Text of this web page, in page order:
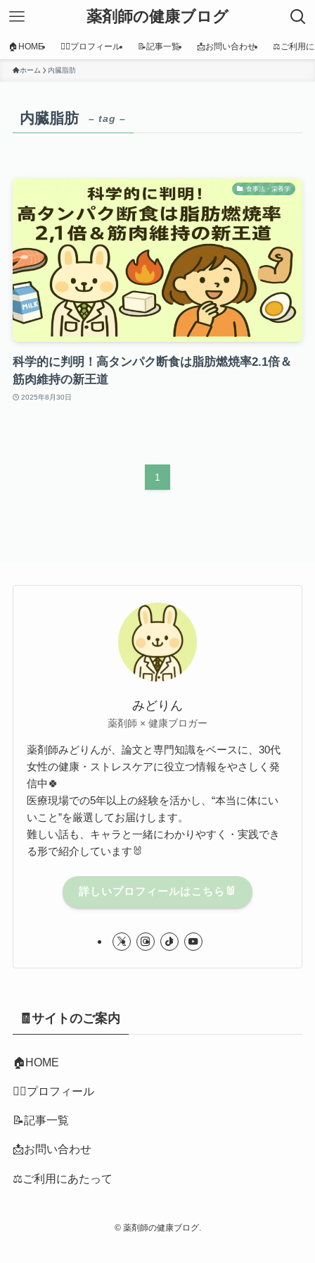
薬剤師の健康ブログ
🏠HOME 👩‍⚕️プロフィール 📝記事一覧 📩お問い合わせ ⚖️ご利用
ホーム 内臓脂肪
内臓脂肪 – tag –
食事法・栄養学
科学的に判明！高タンパク断食は脂肪燃焼率2.1倍＆
筋肉維持の新王道
2025年8月30日
1
みどりん
薬剤師 × 健康ブロガー
薬剤師みどりんが、論文と専門知識をベースに、30代
女性の健康・ストレスケアに役立つ情報をやさしく発
信中🍀
医療現場での5年以上の経験を活かし、“本当に体にい
いこと”を厳選してお届けします。
難しい話も、キャラと一緒にわかりやすく・実践でき
る形で紹介しています🐰
詳しいプロフィールはこちら🐰
🧾サイトのご案内
🏠HOME
👩‍⚕️プロフィール
📝記事一覧
📩お問い合わせ
⚖️ご利用にあたって
©薬剤師の健康ブログ.